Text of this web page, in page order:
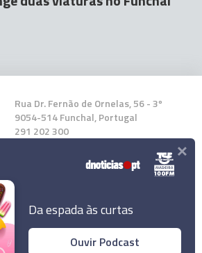
Rua Dr. Fernão de Ornelas, 56 - 3º
9054-514 Funchal, Portugal
291 202 300
Instale a nossa App
Da espada às curtas
Ouvir Podcast
×